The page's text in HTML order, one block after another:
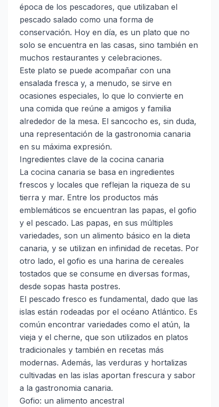
época de los pescadores, que utilizaban el
pescado salado como una forma de
conservación. Hoy en día, es un plato que no
solo se encuentra en las casas, sino también en
muchos restaurantes y celebraciones.
Este plato se puede acompañar con una
ensalada fresca y, a menudo, se sirve en
ocasiones especiales, lo que lo convierte en
una comida que reúne a amigos y familia
alrededor de la mesa. El sancocho es, sin duda,
una representación de la gastronomia canaria
en su máxima expresión.
Ingredientes clave de la cocina canaria
La cocina canaria se basa en ingredientes
frescos y locales que reflejan la riqueza de su
tierra y mar. Entre los productos más
emblemáticos se encuentran las papas, el gofio
y el pescado. Las papas, en sus múltiples
variedades, son un alimento básico en la dieta
canaria, y se utilizan en infinidad de recetas. Por
otro lado, el gofio es una harina de cereales
tostados que se consume en diversas formas,
desde sopas hasta postres.
El pescado fresco es fundamental, dado que las
islas están rodeadas por el océano Atlántico. Es
común encontrar variedades como el atún, la
vieja y el cherne, que son utilizados en platos
tradicionales y también en recetas más
modernas. Además, las verduras y hortalizas
cultivadas en las islas aportan frescura y sabor
a la gastronomia canaria.
Gofio: un alimento ancestral